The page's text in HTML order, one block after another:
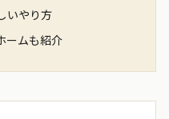
いやり方
ームも紹介